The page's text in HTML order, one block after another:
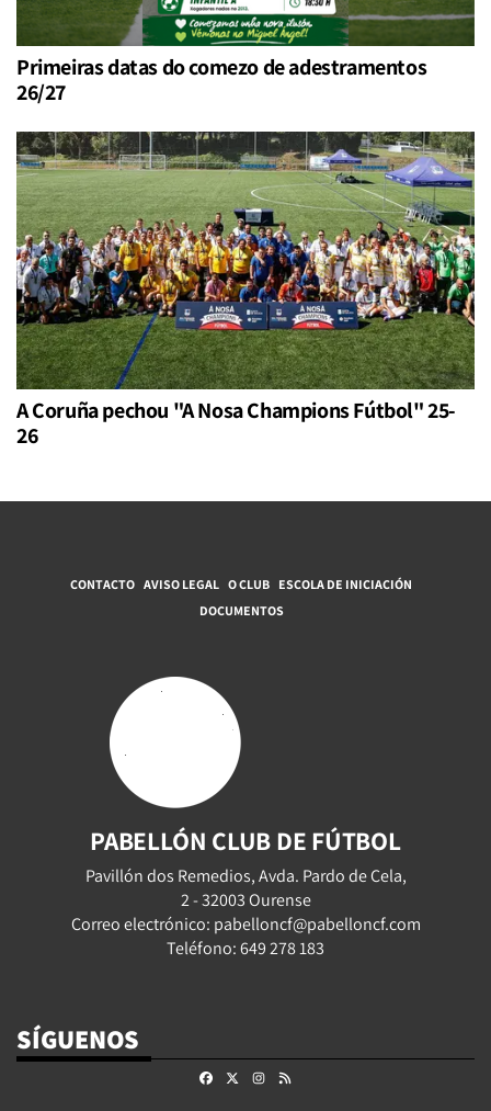
Primeiras datas do comezo de adestramentos
26/27
A Coruña pechou "A Nosa Champions Fútbol" 25-
26
CONTACTO AVISO LEGAL O CLUB ESCOLA DE INICIACIÓN
DOCUMENTOS
PABELLÓN CLUB DE FÚTBOL
Pavillón dos Remedios, Avda. Pardo de Cela,
2 - 32003 Ourense
Correo electrónico: pabelloncf@pabelloncf.com
Teléfono: 649 278 183
SÍGUENOS
FacebookInstagram